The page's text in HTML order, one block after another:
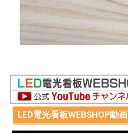
LED電光看板WEBSHOP動画